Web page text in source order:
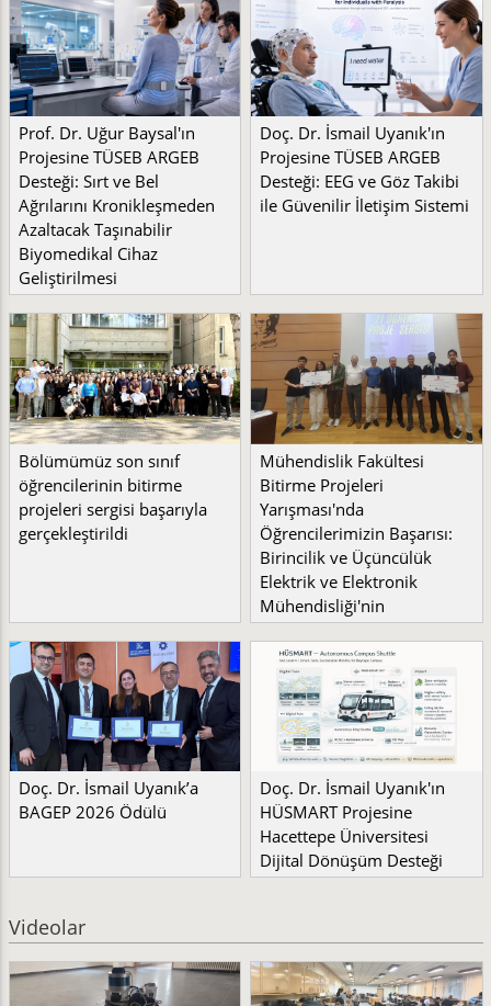
Prof. Dr. Uğur Baysal'ın
Projesine TÜSEB ARGEB
Desteği: Sırt ve Bel
Ağrılarını Kronikleşmeden
Azaltacak Taşınabilir
Biyomedikal Cihaz
Geliştirilmesi
Doç. Dr. İsmail Uyanık'ın
Projesine TÜSEB ARGEB
Desteği: EEG ve Göz Takibi
ile Güvenilir İletişim Sistemi
Bölümümüz son sınıf
öğrencilerinin bitirme
projeleri sergisi başarıyla
gerçekleştirildi
Mühendislik Fakültesi
Bitirme Projeleri
Yarışması'nda
Öğrencilerimizin Başarısı:
Birincilik ve Üçüncülük
Elektrik ve Elektronik
Mühendisliği'nin
Doç. Dr. İsmail Uyanık’a
BAGEP 2026 Ödülü
Doç. Dr. İsmail Uyanık'ın
HÜSMART Projesine
Hacettepe Üniversitesi
Dijital Dönüşüm Desteği
Videolar